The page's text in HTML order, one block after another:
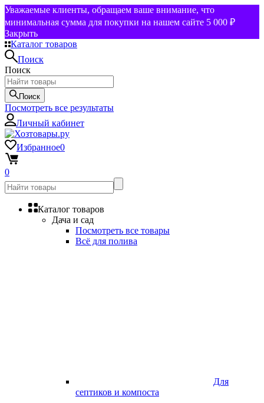
Уважаемые клиенты, обращаем ваше внимание, что
минимальная сумма для покупки на нашем сайте 5 000 ₽
Закрыть
Каталог товаров
Поиск
Поиск
Поиск
Посмотреть все результаты
Личный кабинет
Избранное0
0
Каталог товаров
Дача и сад
Посмотреть все товары
Всё для полива
Для
септиков и компоста